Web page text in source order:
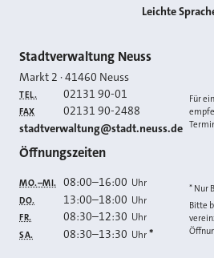
Leichte
Kontakt
Stadtverwaltung Neuss
Markt 2 ·41460 Neuss
TEL. 02131 90-01
FAX 02131 90-2488
E-MAIL
stadtverwaltung@stadt.neuss.de
Für
Öffnungszeiten
MO.–MI. 08:00–16:00 Uhr
DO. 13:00–18:00 Uhr
FR. 08:30–12:30 Uhr
SA. 08:30–13:30 Uhr *
* Nur
Bitte